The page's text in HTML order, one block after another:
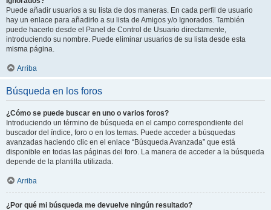
Puede añadir usuarios a su lista de dos maneras. En cada perfil de usuario
hay un enlace para añadirlo a su lista de Amigos y/o Ignorados. También
puede hacerlo desde el Panel de Control de Usuario directamente,
introduciendo su nombre. Puede eliminar usuarios de su lista desde esta
misma página.
Arriba
Búsqueda en los foros
¿Cómo se puede buscar en uno o varios foros?
Introduciendo un término de búsqueda en el campo correspondiente del
buscador del índice, foro o en los temas. Puede acceder a búsquedas
avanzadas haciendo clic en el enlace “Búsqueda Avanzada” que está
disponible en todas las páginas del foro. La manera de acceder a la búsqueda
depende de la plantilla utilizada.
Arriba
¿Por qué mi búsqueda me devuelve ningún resultado?